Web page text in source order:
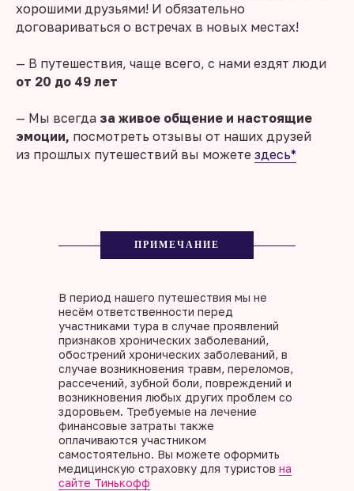
хорошими друзьями! И обязательно
договариваться о встречах в новых местах!
— В путешествия, чаще всего, с нами ездят люди
от 20 до 49 лет
— Мы всегда за живое общение и настоящие
эмоции, посмотреть отзывы от наших друзей
из прошлых путешествий вы можете здесь*
ПРИМЕЧАНИЕ
В период нашего путешествия мы не
несём ответственности перед
участниками тура в случае проявлений
признаков хронических заболеваний,
обострений хронических заболеваний, в
случае возникновения травм, переломов,
рассечений, зубной боли, повреждений и
возникновения любых других проблем со
здоровьем. Требуемые на лечение
финансовые затраты также
оплачиваются участником
самостоятельно. Вы можете оформить
медицинскую страховку для туристов на
сайте Тинькофф